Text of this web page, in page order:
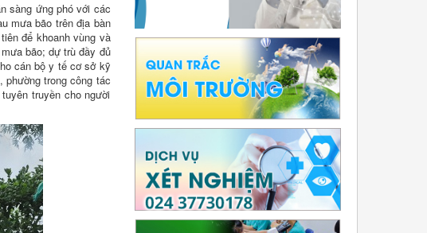
sàng ứng phó với các
mưa bão trên địa bàn
để khoanh vùng và
bão; dự trù đầy đủ
cán bộ y tế cơ sở kỹ
phường trong công tác
truyền cho người